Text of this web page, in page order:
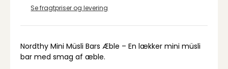
Se fragtpriser og levering
Nordthy Mini Müsli Bars Æble – En lækker mini müsli
bar med smag af æble.